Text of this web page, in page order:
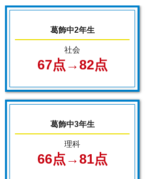
葛飾中2年生
社会
67点→82点
葛飾中3年生
理科
66点→81点